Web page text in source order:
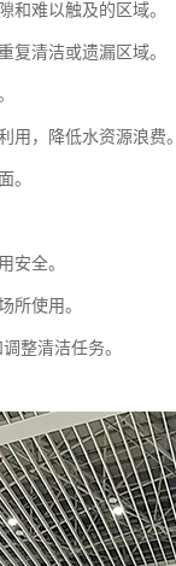
和难以触及的区域。
复清洁或遗漏区域。
用，降低水资源浪费。
。
安全。
所使用。
整清洁任务。